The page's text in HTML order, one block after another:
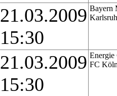
21.03.2009
15:30
Bayern
21.03.2009
15:30
Energie
FC